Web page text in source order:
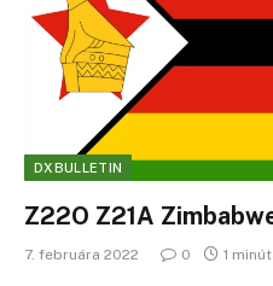
DXBULLETIN
Z22O Z21A
7. februára 2022 0 1